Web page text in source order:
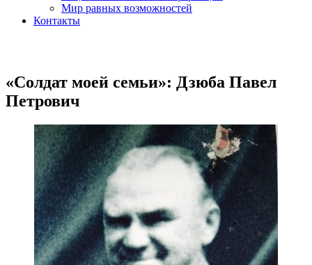
Мир равных возможностей
Контакты
«Солдат моей семьи»: Дзюба Павел
Петрович